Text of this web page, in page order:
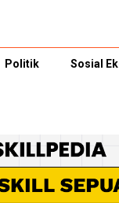
Politik Sosial